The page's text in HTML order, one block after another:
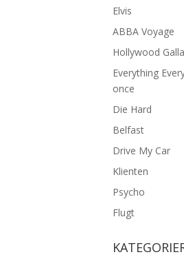
Elvis
ABBA Voyage
Hollywood Galla
Everything
once
Die Hard
Belfast
Drive My Car
Klienten
Psycho
Flugt